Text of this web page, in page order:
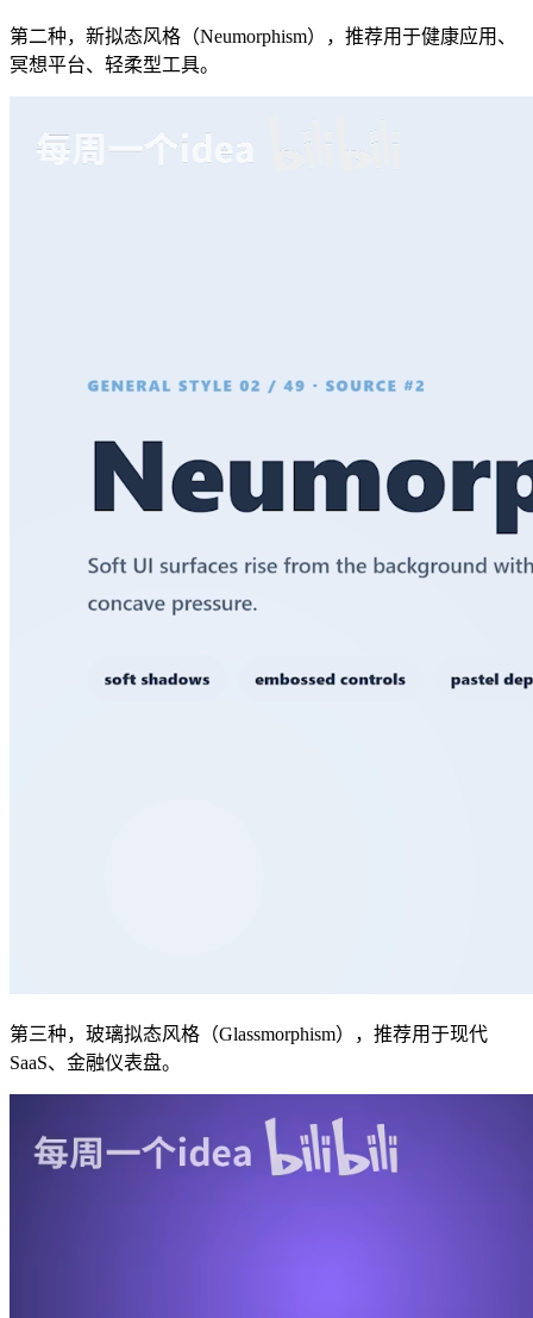
第二种，新拟态风格（Neumorphism），推荐用于健康应用、
冥想平台、轻柔型工具。
第三种，玻璃拟态风格（Glassmorphism），推荐用于现代
SaaS、金融仪表盘。